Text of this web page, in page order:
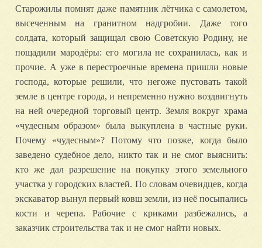
Старожилы помнят даже памятник лётчика с самолетом,
высеченным на гранитном надгробии. Даже того
солдата, который защищал свою Советскую Родину, не
пощадили мародёры: его могила не сохранилась, как и
прочие. А уже в перестроечные времена пришли новые
господа, которые решили, что негоже пустовать такой
земле в центре города, и непременно нужно воздвигнуть
на ней очередной торговый центр. Земля вокруг храма
«чудесным образом» была выкуплена в частные руки.
Почему «чудесным»? Потому что позже, когда было
заведено судебное дело, никто так и не смог выяснить:
кто же дал разрешение на покупку этого земельного
участка у городских властей. По словам очевидцев, когда
экскаватор вынул первый ковш земли, из неё посыпались
кости и черепа. Рабочие с криками разбежались, а
заказчик строительства так и не смог найти новых.